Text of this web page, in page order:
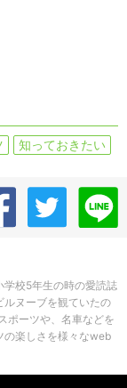
知っておきたい
学校5年生の時の愛読誌
ルヌーブを観ていたの
ポーツや、名車などを
の楽しさを様々なweb